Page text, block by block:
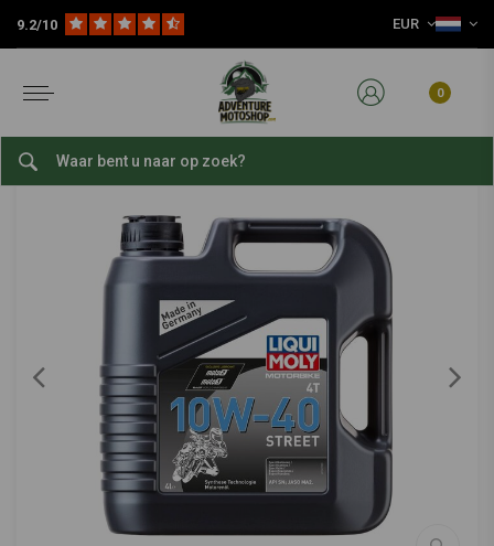
9.2/10 EUR
0
4T 10W-40 STREET | 1Liter of 4 liter
bekijk alles van Liqui Moly
4T 10W-40 STREET | 1Liter of 4 liter